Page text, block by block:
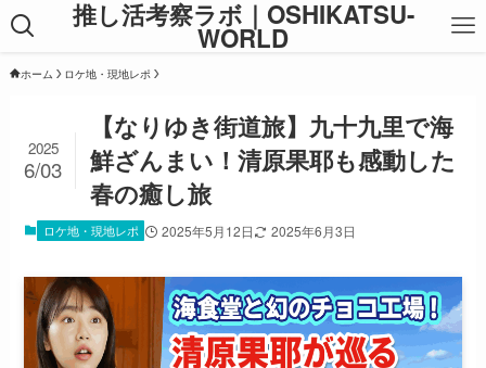
推し活考察ラボ｜OSHIKATSU-
WORLD
ホーム ロケ地・現地レポ
【なりゆき街道旅】九十九里で海
鮮ざんまい！清原果耶も感動した
春の癒し旅
2025
6/03
ロケ地・現地レポ 2025年5月12日 2025年6月3日